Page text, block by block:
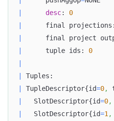
desc: 0
final
final project
      tuple ids:
0
TupleDescriptor{id=0,
   SlotDescriptor{id
=0,
   SlotDescriptor{id
=1 ,